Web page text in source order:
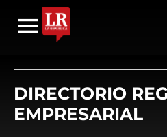
DIRECTORIO
EMPRESARIAL